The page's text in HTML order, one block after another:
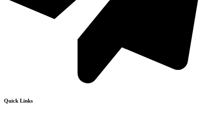
Quick Links